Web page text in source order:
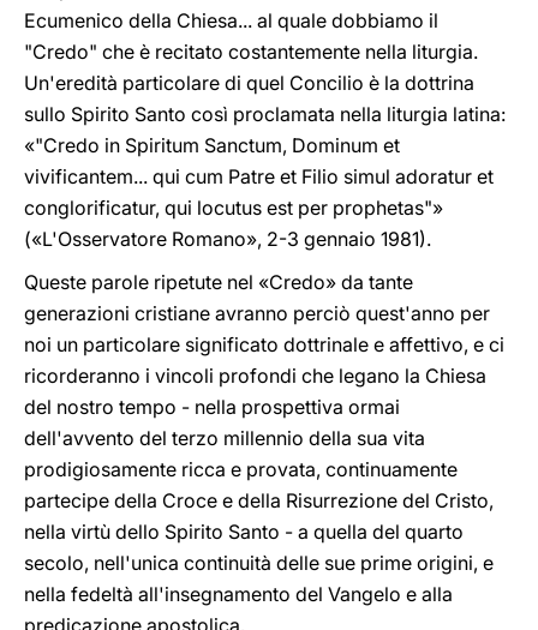
Ecumenico della Chiesa... al quale dobbiamo il
"Credo" che è recitato costantemente nella liturgia.
Un'eredità particolare di quel Concilio è la dottrina
sullo Spirito Santo così proclamata nella liturgia latina:
«"Credo in Spiritum Sanctum, Dominum et
vivificantem... qui cum Patre et Filio simul adoratur et
conglorificatur, qui locutus est per prophetas"»
(«L'Osservatore Romano», 2-3 gennaio 1981).
Queste parole ripetute nel «Credo» da tante
generazioni cristiane avranno perciò quest'anno per
noi un particolare significato dottrinale e affettivo, e ci
ricorderanno i vincoli profondi che legano la Chiesa
del nostro tempo - nella prospettiva ormai
dell'avvento del terzo millennio della sua vita
prodigiosamente ricca e provata, continuamente
partecipe della Croce e della Risurrezione del Cristo,
nella virtù dello Spirito Santo - a quella del quarto
secolo, nell'unica continuità delle sue prime origini, e
nella fedeltà all'insegnamento del Vangelo e alla
predicazione apostolica.